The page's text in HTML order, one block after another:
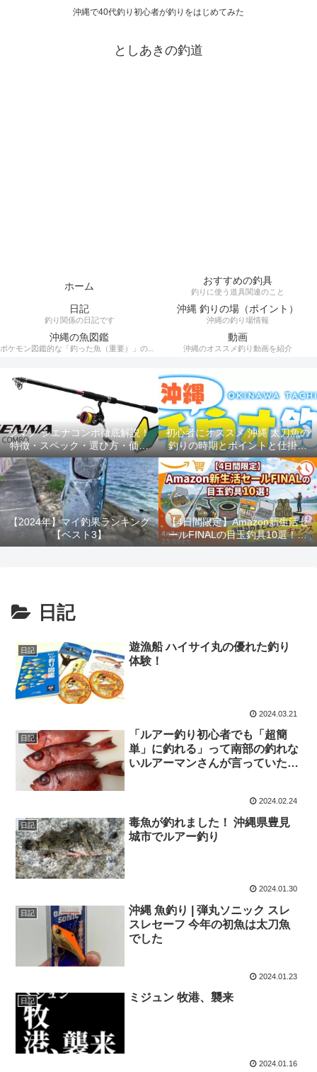
沖縄で40代釣り初心者が釣りをはじめてみた
としあきの釣道
ホーム おすすめの釣具
釣りに使う道具関連のこと
日記
釣り関係の日記です
沖縄 釣りの場（ポイント）
沖縄の釣り場情報
沖縄の魚図鑑
ポケモン図鑑的な「釣った魚（重要）」の記録。
動画
沖縄のオススメ釣り動画を紹介
シマノ シエナコンボ徹底解説！
特徴・スペック・選び方・価格
を完全網羅
初心者にオススメ 沖縄 太刀魚の
釣りの時期とポイントと仕掛け
ルアー釣り
【2024年】マイ釣果ランキング
【ベスト3】
【4日間限定】Amazon新生活セ
ールFINALの目玉釣具10選！消
耗品のまとめ買いは今がラスト
日記
日記
遊漁船 ハイサイ丸の優れた釣り
体験！
2024.03.21
日記
「ルアー釣り初心者でも「超簡
単」に釣れる」って南部の釣れな
いルアーマンさんが言っていたの
2024.02.24
日記
毒魚が釣れました！ 沖縄県豊見
城市でルアー釣り
2024.01.30
日記
沖縄 魚釣り | 弾丸ソニック スレ
スレセーフ 今年の初魚は太刀魚
でした
2024.01.23
日記 ミジュン 牧港、襲来
2024.01.16